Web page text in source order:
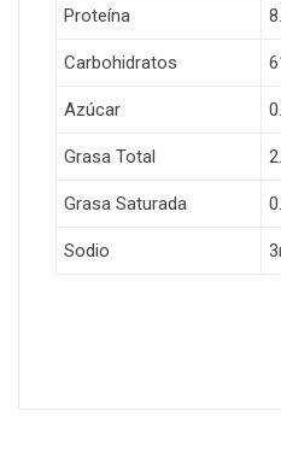
Proteína
Carbohidratos
Azúcar
Grasa Total
Grasa Saturada
Sodio